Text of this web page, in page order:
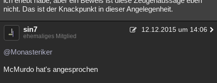
nicht. Das ist der Knackpunkt in dieser Angelegenheit.
sin7 12.12.2015 um 14:06
ehemaliges Mitglied
@Monasteriker
McMurdo hat's angesprochen